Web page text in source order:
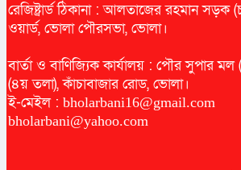
রেজিষ্ট্রার্ড ঠিকানা : আলতাজের রহমান সড়ক
ওয়ার্ড, ভোলা পৌরসভা, ভোলা।
বার্তা ও বাণিজ্যিক কার্যালয় : পৌর সুপার মল
(৪য় তলা), কাঁচাবাজার রোড, ভোলা।
ই-মেইল : bholarbani16@gmail.com
bholarbani@yahoo.com